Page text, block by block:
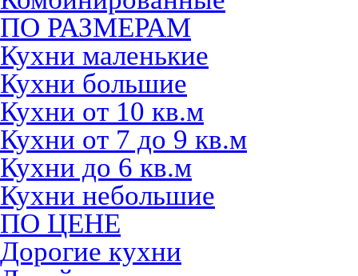
ПО РАЗМЕРАМ
Кухни маленькие
Кухни большие
Кухни от 10 кв.м
Кухни от 7 до 9 кв.м
Кухни до 6 кв.м
Кухни небольшие
ПО ЦЕНЕ
Дорогие кухни